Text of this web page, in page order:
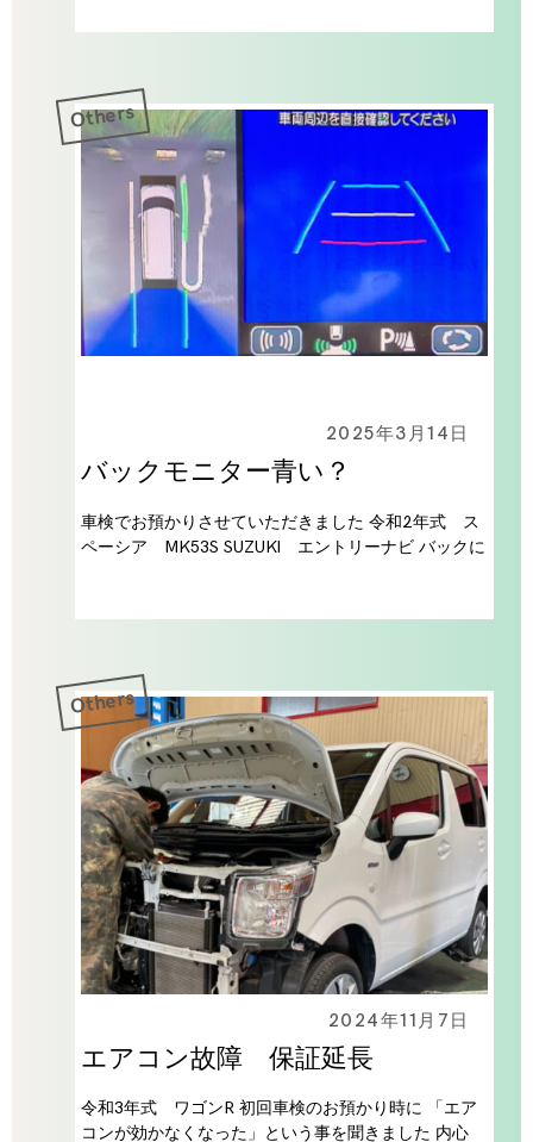
2025年3月14日
バックモニター青い？
車検でお預かりさせていただきました 令和2年式 ス
ペーシア MK53S SUZUKI エントリーナビ バックに
Others
2024年11月7日
エアコン故障 保証延長
令和3年式 ワゴンR 初回車検のお預かり時に 「エア
コンが効かなくなった」という事を聞きました 内心
Others